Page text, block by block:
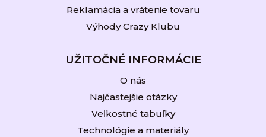
Reklamácia a vrátenie tovaru
Výhody Crazy Klubu
UŽITOČNÉ INFORMÁCIE
O nás
Najčastejšie otázky
Veľkostné tabuľky
Technológie a materiály